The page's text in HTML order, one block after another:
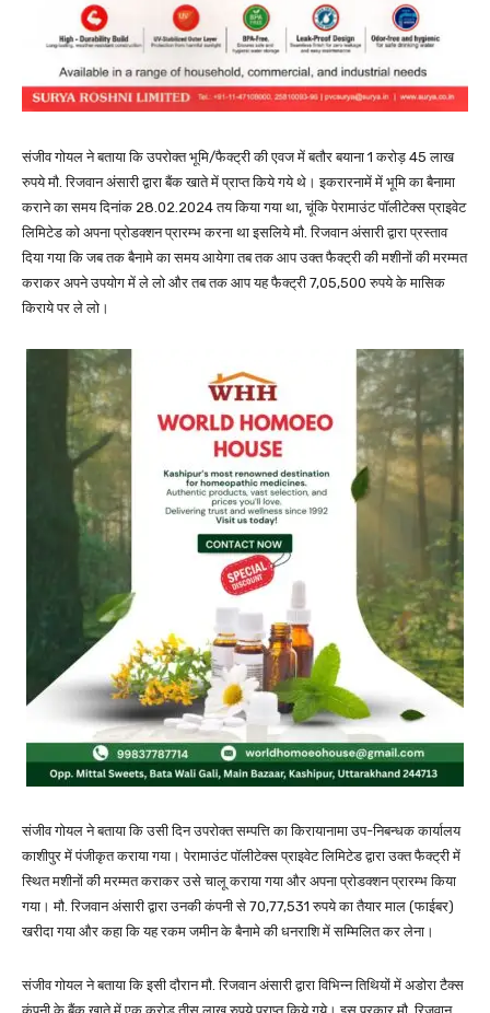
संजीव गोयल ने बताया कि उपरोक्त भूमि/फैक्ट्री की एवज में बतौर बयाना 1 करोड़ 45 लाख
रुपये मौ. रिजवान अंसारी द्वारा बैंक खाते में प्राप्त किये गये थे। इकरारनामें में भूमि का बैनामा
कराने का समय दिनांक 28.02.2024 तय किया गया था, चूंकि पेरामाउंट पॉलीटेक्स प्राइवेट
लिमिटेड को अपना प्रोडक्शन प्रारम्भ करना था इसलिये मौ. रिजवान अंसारी द्वारा प्रस्ताव
दिया गया कि जब तक बैनामे का समय आयेगा तब तक आप उक्त फैक्ट्री की मशीनों की मरम्मत
कराकर अपने उपयोग में ले लो और तब तक आप यह फैक्ट्री 7,05,500 रुपये के मासिक
किराये पर ले लो।
संजीव गोयल ने बताया कि उसी दिन उपरोक्त सम्पत्ति का किरायानामा उप-निबन्धक कार्यालय
काशीपुर में पंजीकृत कराया गया। पेरामाउंट पॉलीटेक्स प्राइवेट लिमिटेड द्वारा उक्त फैक्ट्री में
स्थित मशीनों की मरम्मत कराकर उसे चालू कराया गया और अपना प्रोडक्शन प्रारम्भ किया
गया। मौ. रिजवान अंसारी द्वारा उनकी कंपनी से 70,77,531 रुपये का तैयार माल (फाईबर)
खरीदा गया और कहा कि यह रकम जमीन के बैनामे की धनराशि में सम्मिलित कर लेना।
संजीव गोयल ने बताया कि इसी दौरान मौ. रिजवान अंसारी द्वारा विभिन्न तिथियों में अडोरा टैक्स